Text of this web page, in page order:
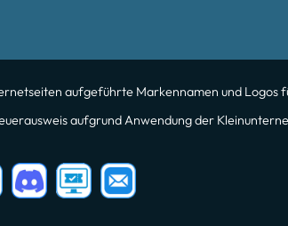
aufgeführte Markennamen und Logos
aufgrund Anwendung der